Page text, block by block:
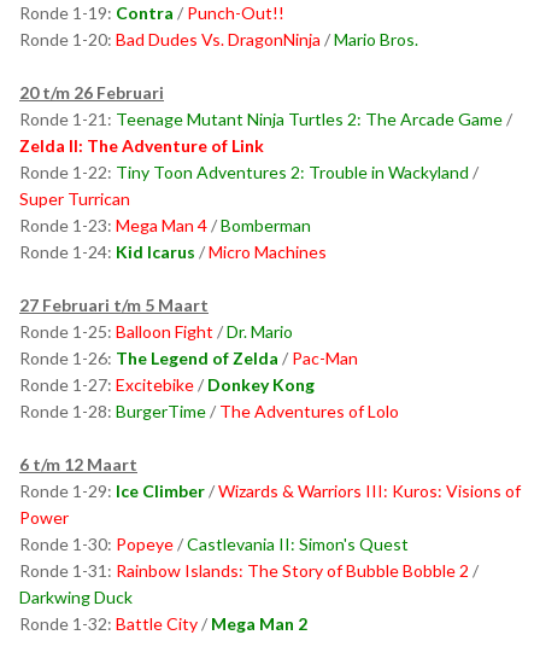
Ronde 1-19: Contra / Punch-Out!!
Ronde 1-20: Bad Dudes Vs. DragonNinja /Mario Bros.
20 t/m 26 Februari
Ronde 1-21: Teenage Mutant Ninja Turtles 2: The Arcade Game/
Zelda II: The Adventure of Link
Ronde 1-22: Tiny Toon Adventures 2: Trouble in Wackyland /
Super Turrican
Ronde 1-23: Mega Man 4/Bomberman
Ronde 1-24: Kid Icarus /Micro Machines
27 Februari t/m 5 Maart
Ronde 1-25: Balloon Fight /Dr. Mario
Ronde 1-26: The Legend of Zelda / Pac-Man
Ronde 1-27: Excitebike/ Donkey Kong
Ronde 1-28: BurgerTime/ The Adventures of Lolo
6 t/m 12 Maart
Ronde 1-29: Ice Climber/Wizards & Warriors III: Kuros: Visions of
Power
Ronde 1-30: Popeye/Castlevania II: Simon's Quest
Ronde 1-31: Rainbow Islands: The Story of Bubble Bobble 2 /
Darkwing Duck
Ronde 1-32: Battle City/ Mega Man 2